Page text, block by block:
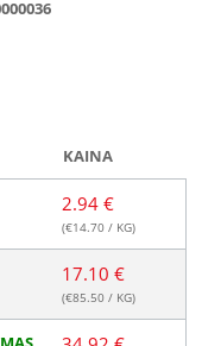
KAINA
2.94 €
(€14.70 / KG)
17.10 €
(€85.50 / KG)